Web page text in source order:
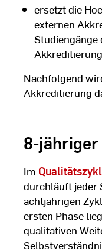
ersetzt die
externen
Nachfolgend
Akkreditierung
8-
Im
durchläuft jeder
achtjährigen
ersten Phase
qualitativen